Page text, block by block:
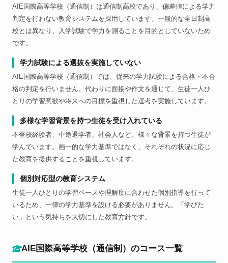
AIE国際高等学校（通信制）は通信制高校であり、偏差値による学力
判定を行わない教育システムを採用しています。一般的な全日制高
校とは異なり、入学試験で学力を測ることを目的としていないため
です。
学力試験による選抜を実施していない
AIE国際高等学校（通信制）では、従来の学力試験による合格・不合
格の判定を行いません。代わりに面接や作文を通じて、生徒一人ひ
とりの学習意欲や将来への目標を重視した選考を実施しています。
多様な学習背景を持つ生徒を受け入れている
不登校経験者、中途退学者、社会人など、様々な背景を持つ生徒が
学んでいます。画一的な学力基準ではなく、それぞれの状況に応じ
た教育を提供することを重視しています。
個別対応型の教育システム
生徒一人ひとりの学習ペースや理解度に合わせた個別指導を行って
いるため、一律の学力基準を設ける必要がありません。「学びた
い」という気持ちを大切にした教育方針です。
AIE国際高等学校（通信制）のコース一覧